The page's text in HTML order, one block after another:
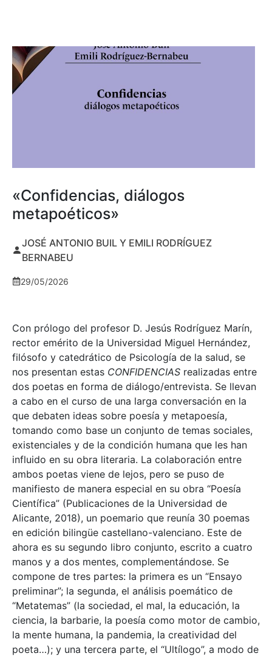
«Confidencias, diálogos
metapoéticos»
JOSÉ ANTONIO BUIL Y EMILI RODRÍGUEZ
BERNABEU
29/05/2026
Con prólogo del profesor D. Jesús Rodríguez Marín,
rector emérito de la Universidad Miguel Hernández,
filósofo y catedrático de Psicología de la salud, se
nos presentan estas CONFIDENCIAS realizadas entre
dos poetas en forma de diálogo/entrevista. Se llevan
a cabo en el curso de una larga conversación en la
que debaten ideas sobre poesía y metapoesía,
tomando como base un conjunto de temas sociales,
existenciales y de la condición humana que les han
influido en su obra literaria. La colaboración entre
ambos poetas viene de lejos, pero se puso de
manifiesto de manera especial en su obra “Poesía
Científica” (Publicaciones de la Universidad de
Alicante, 2018), un poemario que reunía 30 poemas
en edición bilingüe castellano-valenciano. Este de
ahora es su segundo libro conjunto, escrito a cuatro
manos y a dos mentes, complementándose. Se
compone de tres partes: la primera es un “Ensayo
preliminar”; la segunda, el análisis poemático de
“Metatemas” (la sociedad, el mal, la educación, la
ciencia, la barbarie, la poesía como motor de cambio,
la mente humana, la pandemia, la creatividad del
poeta…); y una tercera parte, el “Ultílogo”, a modo de